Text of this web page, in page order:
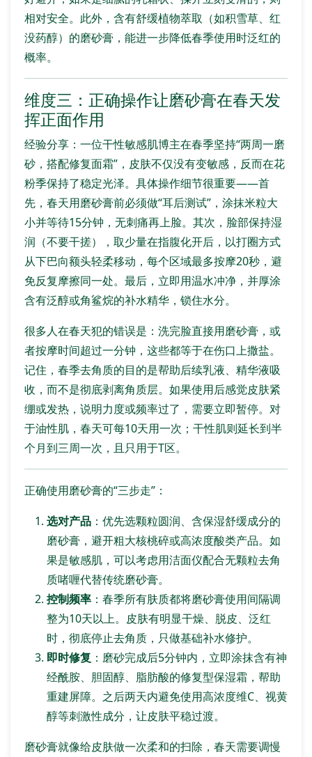
相对安全。此外，含有舒缓植物萃取（如积雪草、红
没药醇）的磨砂膏，能进一步降低春季使用时泛红的
概率。
维度三：正确操作让磨砂膏在春天发
挥正面作用
经验分享：一位干性敏感肌博主在春季坚持“两周一磨
砂，搭配修复面霜”，皮肤不仅没有变敏感，反而在花
粉季保持了稳定光泽。具体操作细节很重要——首
先，春天用磨砂膏前必须做“耳后测试”，涂抹米粒大
小并等待15分钟，无刺痛再上脸。其次，脸部保持湿
润（不要干搓），取少量在指腹化开后，以打圈方式
从下巴向额头轻柔移动，每个区域最多按摩20秒，避
免反复摩擦同一处。最后，立即用温水冲净，并厚涂
含有泛醇或角鲨烷的补水精华，锁住水分。
很多人在春天犯的错误是：洗完脸直接用磨砂膏，或
者按摩时间超过一分钟，这些都等于在伤口上撒盐。
记住，春季去角质的目的是帮助后续乳液、精华液吸
收，而不是彻底剥离角质层。如果使用后感觉皮肤紧
绷或发热，说明力度或频率过了，需要立即暂停。对
于油性肌，春天可每10天用一次；干性肌则延长到半
个月到三周一次，且只用于T区。
正确使用磨砂膏的“三步走”：
选对产品 ：优先选颗粒圆润、含保湿舒缓成分的
磨砂膏，避开粗大核桃碎或高浓度酸类产品。如
果是敏感肌，可以考虑用洁面仪配合无颗粒去角
质啫喱代替传统磨砂膏。
控制频率 ：春季所有肤质都将磨砂膏使用间隔调
整为10天以上。皮肤有明显干燥、脱皮、泛红
时，彻底停止去角质，只做基础补水修护。
即时修复 ：磨砂完成后5分钟内，立即涂抹含有神
经酰胺、胆固醇、脂肪酸的修复型保湿霜，帮助
重建屏障。之后两天内避免使用高浓度维C、视黄
醇等刺激性成分，让皮肤平稳过渡。
磨砂膏就像给皮肤做一次柔和的扫除，春天需要调慢